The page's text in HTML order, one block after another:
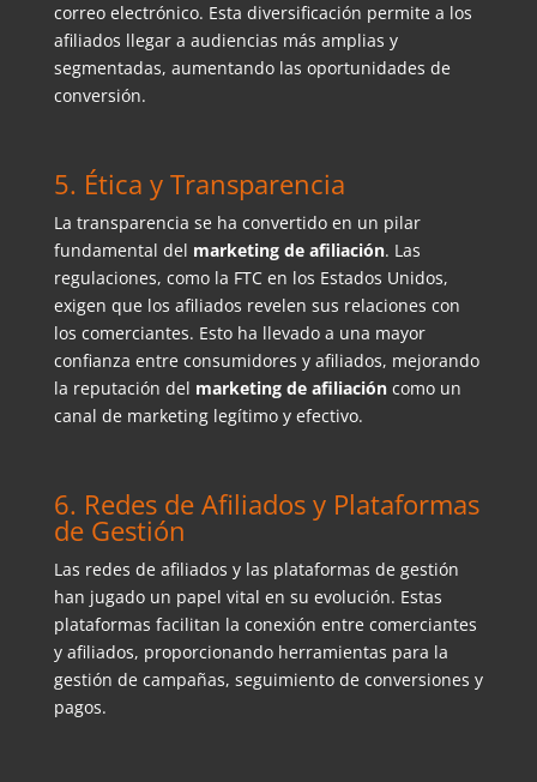
correo electrónico. Esta diversificación permite a los
afiliados llegar a audiencias más amplias y
segmentadas, aumentando las oportunidades de
conversión.
5. Ética y Transparencia
La transparencia se ha convertido en un pilar
fundamental del marketing de afiliación. Las
regulaciones, como la FTC en los Estados Unidos,
exigen que los afiliados revelen sus relaciones con
los comerciantes. Esto ha llevado a una mayor
confianza entre consumidores y afiliados, mejorando
la reputación del marketing de afiliacióncomo un
canal de marketing legítimo y efectivo.
6. Redes de Afiliados y Plataformas
de Gestión
Las redes de afiliados y las plataformas de gestión
han jugado un papel vital en su evolución. Estas
plataformas facilitan la conexión entre comerciantes
y afiliados, proporcionando herramientas para la
gestión de campañas, seguimiento de conversiones y
pagos.